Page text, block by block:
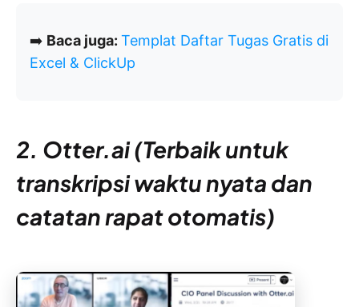
➡️ Baca juga: Templat Daftar Tugas Gratis di
Excel & ClickUp
2. Otter.ai (Terbaik untuk
transkripsi waktu nyata dan
catatan rapat otomatis)